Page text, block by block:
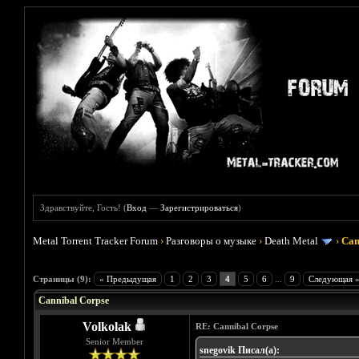
Здравствуйте, Гость! (Вход —Зарегистрироваться)
Metal Torrent Tracker Forum ›Разговоры о музыке ›Death Metal ›
Страницы (9): « Предыдущая 1 2 3 4 5 6 9 Следующая »
Голосов: 6 - Средняя оценка: 3.17
1
2
3
4
5
Cannibal Corpse
Volkolak
Senior Member
RE: Cannibal Corpse
snegovik Писал(а):